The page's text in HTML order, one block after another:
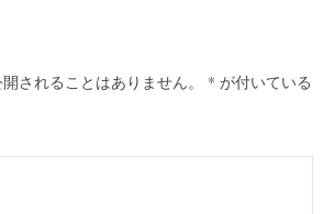
されることはありません。 * が付いている